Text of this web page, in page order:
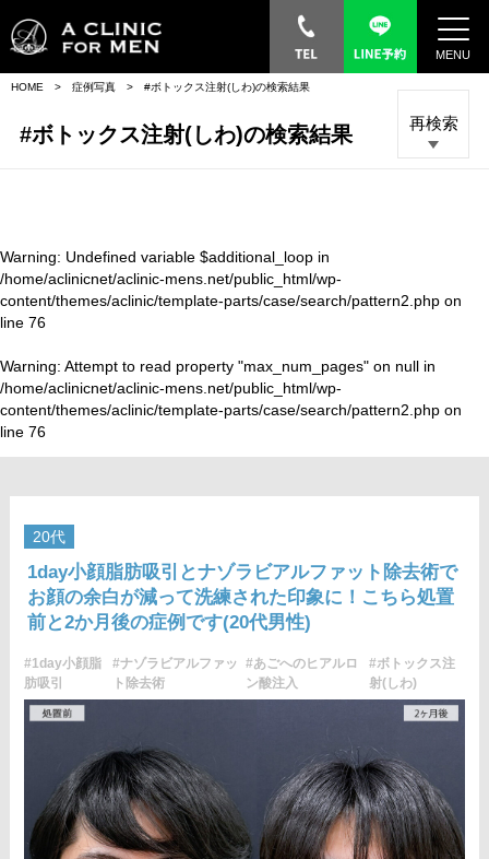
MENU
HOME 症例写真 #ボトックス注射(しわ)の検索結果
#ボトックス注射(しわ)の検索結果 再検索
Warning: Undefined variable $additional_loop in
/home/aclinicnet/aclinic-mens.net/public_html/wp-
content/themes/aclinic/template-parts/case/search/pattern2.php on
line 76
Warning: Attempt to read property "max_num_pages" on null in
/home/aclinicnet/aclinic-mens.net/public_html/wp-
content/themes/aclinic/template-parts/case/search/pattern2.php on
line 76
20代
1day小顔脂肪吸引とナゾラビアルファット除去術で
お顔の余白が減って洗練された印象に！こちら処置
前と2か月後の症例です(20代男性)
#1day小顔脂
肪吸引
#ナゾラビアルファッ
ト除去術
#あごへのヒアルロ
ン酸注入
#ボトックス注
射(しわ)